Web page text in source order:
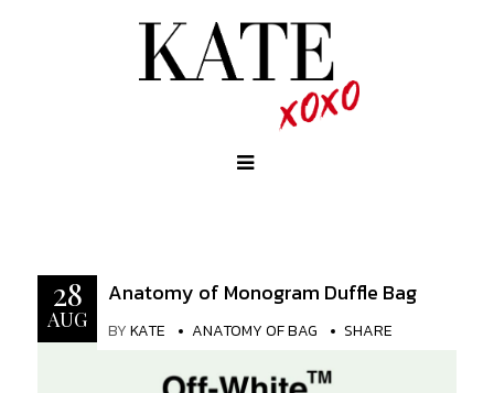
28
AUG
Anatomy of Monogram Duffle Bag
BYKATE ANATOMY OF BAG SHARE